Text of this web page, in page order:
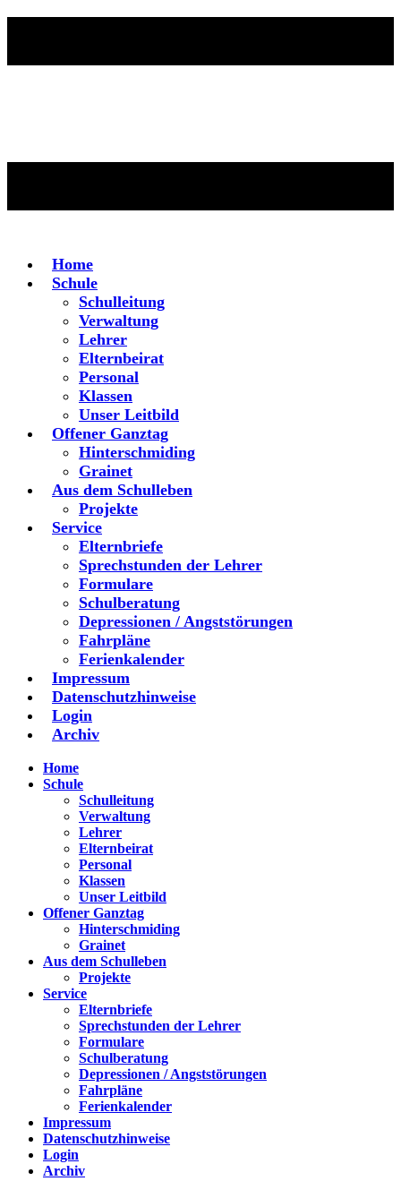
Home
Schule
Schulleitung
Verwaltung
Lehrer
Elternbeirat
Personal
Klassen
Unser Leitbild
Offener Ganztag
Hinterschmiding
Grainet
Aus dem Schulleben
Projekte
Service
Elternbriefe
Sprechstunden der Lehrer
Formulare
Schulberatung
Depressionen / Angststörungen
Fahrpläne
Ferienkalender
Impressum
Datenschutzhinweise
Login
Archiv
Home
Schule
Schulleitung
Verwaltung
Lehrer
Elternbeirat
Personal
Klassen
Unser Leitbild
Offener Ganztag
Hinterschmiding
Grainet
Aus dem Schulleben
Projekte
Service
Elternbriefe
Sprechstunden der Lehrer
Formulare
Schulberatung
Depressionen / Angststörungen
Fahrpläne
Ferienkalender
Impressum
Datenschutzhinweise
Login
Archiv